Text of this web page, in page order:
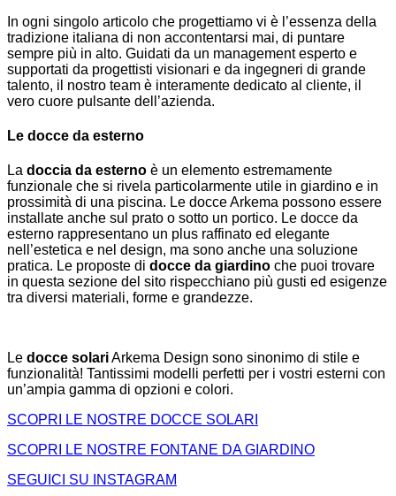
In ogni singolo articolo che progettiamo vi è l’essenza della
tradizione italiana di non accontentarsi mai, di puntare
sempre più in alto. Guidati da un management esperto e
supportati da progettisti visionari e da ingegneri di grande
talento, il nostro team è interamente dedicato al cliente, il
vero cuore pulsante dell’azienda.
Le docce da esterno
La doccia da esterno è un elemento estremamente
funzionale che si rivela particolarmente utile in giardino e in
prossimità di una piscina. Le docce Arkema possono essere
installate anche sul prato o sotto un portico. Le docce da
esterno rappresentano un plus raffinato ed elegante
nell’estetica e nel design, ma sono anche una soluzione
pratica. Le proposte di docce da giardino che puoi trovare
in questa sezione del sito rispecchiano più gusti ed esigenze
tra diversi materiali, forme e grandezze.
Le docce solariArkema Design sono sinonimo di stile e
funzionalità! Tantissimi modelli perfetti per i vostri esterni con
un’ampia gamma di opzioni e colori.
SCOPRI LE NOSTRE DOCCE SOLARI
SCOPRI LE NOSTRE FONTANE DA GIARDINO
SEGUICI SU INSTAGRAM